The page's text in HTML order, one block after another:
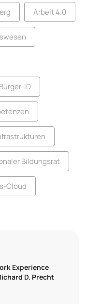
Arbeit 4.0
Bürger-ID
Bildungsrat
Cloud
Experience
D. Precht